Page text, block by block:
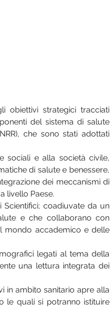
obiettivi strategici tracciati
del sistema di salute
che sono stati adottati
sociali e alla società civile,
di salute e benessere,
dei meccanismi di
livello Paese.
coadiuvate da un
e che collaborano con
mondo accademico e delle
legati al tema della
una lettura integrata dei
in ambito sanitario apre alla
le quali si potranno istituire